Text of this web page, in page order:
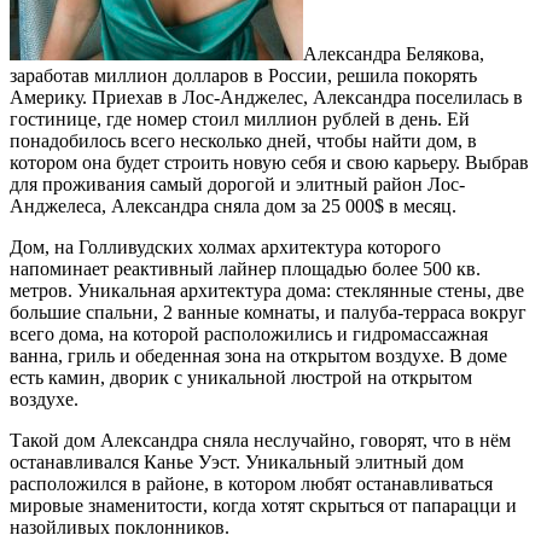
Александра Белякова,
заработав миллион долларов в России, решила покорять
Америку. Приехав в Лос-Анджелес, Александра поселилась в
гостинице, где номер стоил миллион рублей в день. Ей
понадобилось всего несколько дней, чтобы найти дом, в
котором она будет строить новую себя и свою карьеру. Выбрав
для проживания самый дорогой и элитный район Лос-
Анджелеса, Александра сняла дом за 25 000$ в месяц.
Дом, на Голливудских холмах архитектура которого
напоминает реактивный лайнер площадью более 500 кв.
метров. Уникальная архитектура дома: стеклянные стены, две
большие спальни, 2 ванные комнаты, и палуба-терраса вокруг
всего дома, на которой расположились и гидромассажная
ванна, гриль и обеденная зона на открытом воздухе. В доме
есть камин, дворик с уникальной люстрой на открытом
воздухе.
Такой дом Александра сняла неслучайно, говорят, что в нём
останавливался Канье Уэст. Уникальный элитный дом
расположился в районе, в котором любят останавливаться
мировые знаменитости, когда хотят скрыться от папарацци и
назойливых поклонников.